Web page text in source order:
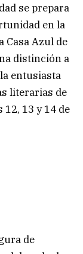
se prepara
en la
Casa Azul de
distinción a
entusiasta
literarias de
13 y 14 de
de